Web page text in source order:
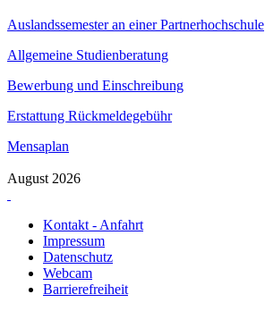
Auslandssemester an einer Partnerhochschule
Allgemeine Studienberatung
Bewerbung und Einschreibung
Erstattung Rückmeldegebühr
Mensaplan
August 2026
Kontakt - Anfahrt
Impressum
Datenschutz
Webcam
Barrierefreiheit